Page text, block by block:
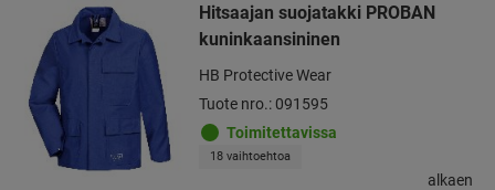
Hitsaajan suojatakki PROBAN
kuninkaansininen
HB Protective Wear
Tuote nro.: 091595
Toimitettavissa
18 vaihtoehtoa
alkaen